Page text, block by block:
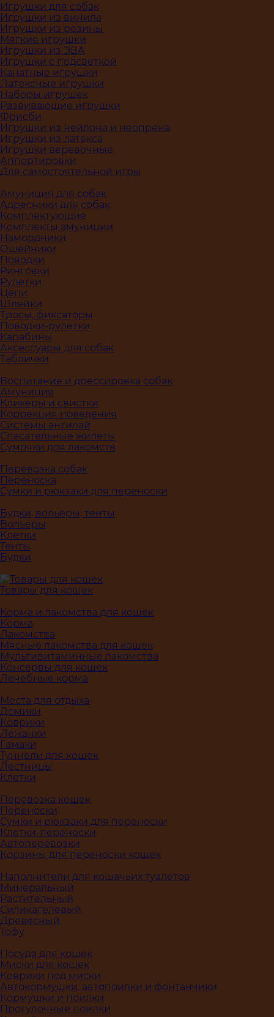
Игрушки для собак
Игрушки из винила
Игрушки из резины
Мягкие игрушки
Игрушки из ЭВА
Игрушки с подсветкой
Канатные игрушки
Латексные игрушки
Наборы игрушек
Развивающие игрушки
Фрисби
Игрушки из нейлона и неопрена
Игрушки из латекса
Игрушки веревочные
Аппортировки
Для самостоятельной игры
Амуниция для собак
Адресники для собак
Комплектующие
Комплекты амуниции
Намордники
Ошейники
Поводки
Ринговки
Рулетки
Цепи
Шлейки
Тросы, фиксаторы
Поводки-рулетки
Карабины
Аксессуары для собак
Таблички
Воспитание и дрессировка собак
Амуниция
Кликеры и свистки
Коррекция поведения
Системы антилай
Спасательные жилеты
Сумочки для лакомств
Перевозка собак
Переноска
Сумки и рюкзаки для переноски
Будки, вольеры, тенты
Вольеры
Клетки
Тенты
Будки
Товары для кошек
Корма и лакомства для кошек
Корма
Лакомства
Мясные лакомства для кошек
Мультивитаминные лакомства
Консервы для кошек
Лечебные корма
Места для отдыха
Домики
Коврики
Лежанки
Гамаки
Туннели для кошек
Лестницы
Клетки
Перевозка кошек
Переноски
Сумки и рюкзаки для переноски
Клетки-переноски
Автоперевозки
Корзины для переноски кошек
Наполнители для кошачьих туалетов
Минеральный
Растительный
Силикагелевый
Древесный
Тофу
Посуда для кошек
Миски для кошек
Коврики под миски
Автокормушки, автопоилки и фонтанчики
Кормушки и поилки
Прогулочные поилки